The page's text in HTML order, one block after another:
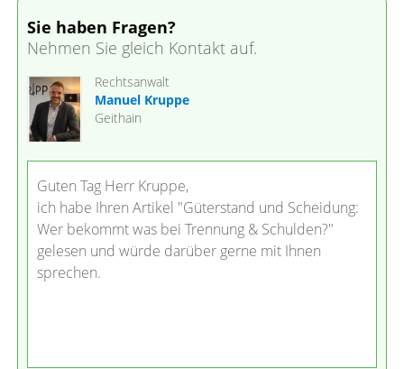
Sie haben Fragen?
Nehmen Sie gleich Kontakt auf.
Rechtsanwalt
Manuel Kruppe
Geithain
Guten Tag Herr Kruppe,
ich habe Ihren Artikel "Güterstand und Scheidung:
Wer bekommt was bei Trennung & Schulden?"
gelesen und würde darüber gerne mit Ihnen
sprechen.